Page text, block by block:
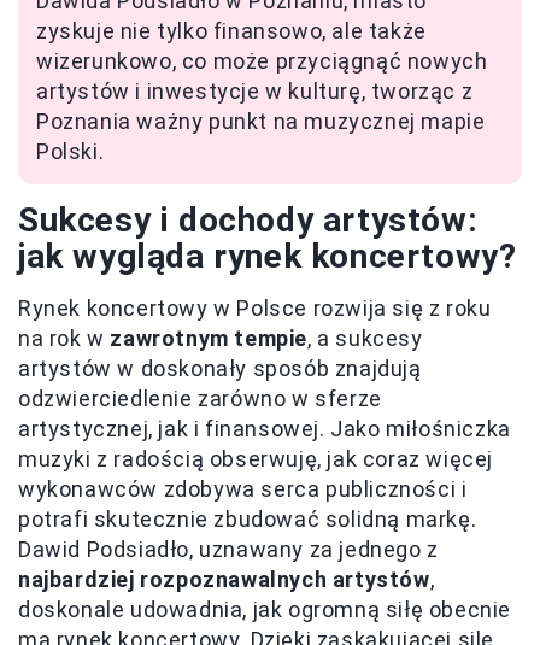
zyskuje nie tylko finansowo, ale także
wizerunkowo, co może przyciągnąć nowych
artystów i inwestycje w kulturę, tworząc z
Poznania ważny punkt na muzycznej mapie
Polski.
Sukcesy i dochody artystów:
jak wygląda rynek koncertowy?
Rynek koncertowy w Polsce rozwija się z roku
na rok w zawrotnym tempie, a sukcesy
artystów w doskonały sposób znajdują
odzwierciedlenie zarówno w sferze
artystycznej, jak i finansowej. Jako miłośniczka
muzyki z radością obserwuję, jak coraz więcej
wykonawców zdobywa serca publiczności i
potrafi skutecznie zbudować solidną markę.
Dawid Podsiadło, uznawany za jednego z
najbardziej rozpoznawalnych artystów,
doskonale udowadnia, jak ogromną siłę obecnie
ma rynek koncertowy. Dzięki zaskakującej sile